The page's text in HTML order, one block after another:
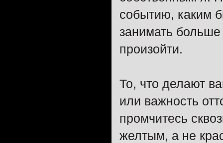
событию, каким
занимать
произойти.
То, что делают
или важность
промчитесь
желтым, а не